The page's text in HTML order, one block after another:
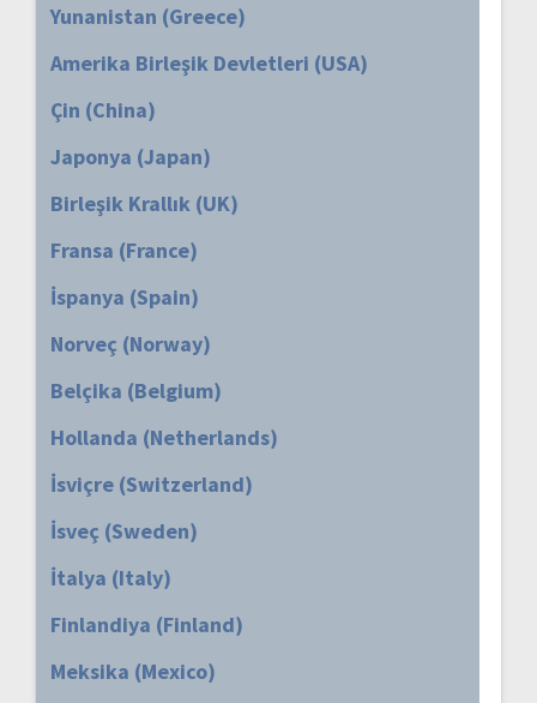
Yunanistan (Greece)
Amerika Birleşik Devletleri (USA)
Çin (China)
Japonya (Japan)
Birleşik Krallık (UK)
Fransa (France)
İspanya (Spain)
Norveç (Norway)
Belçika (Belgium)
Hollanda (Netherlands)
İsviçre (Switzerland)
İsveç (Sweden)
İtalya (Italy)
Finlandiya (Finland)
Meksika (Mexico)